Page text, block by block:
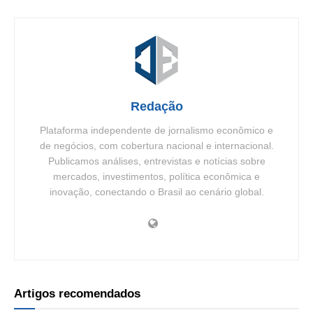
Redação
Plataforma independente de jornalismo econômico e
de negócios, com cobertura nacional e internacional.
Publicamos análises, entrevistas e notícias sobre
mercados, investimentos, política econômica e
inovação, conectando o Brasil ao cenário global.
Artigos recomendados